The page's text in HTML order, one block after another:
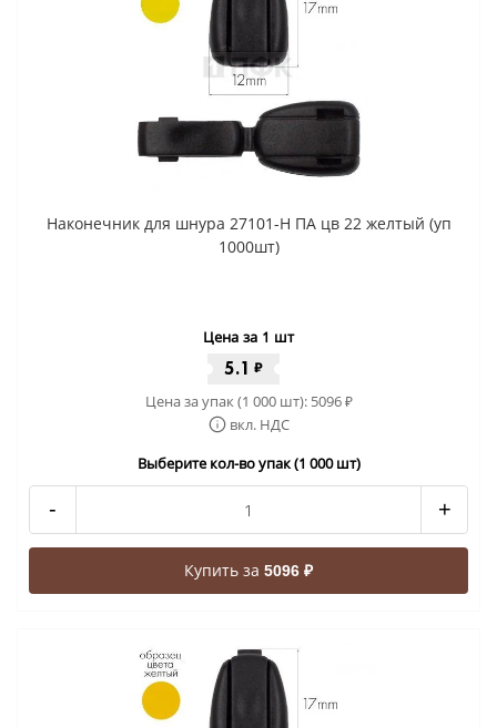
Наконечник для шнура 27101-Н ПА цв 22 желтый (уп
1000шт)
Цена за 1 шт
5.1 ₽
Цена за упак (1 000 шт): 5096₽
вкл. НДС
Выберите кол-во упак (1 000 шт)
- +
Купить за 5096 ₽